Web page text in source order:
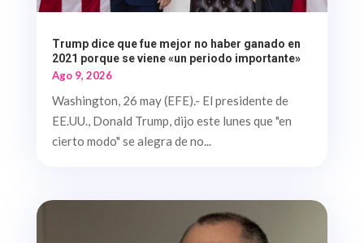
Trump dice que fue mejor no haber ganado en
2021 porque se viene «un periodo importante»
Ago 9, 2026
Washington, 26 may (EFE).- El presidente de
EE.UU., Donald Trump, dijo este lunes que "en
cierto modo" se alegra de no...